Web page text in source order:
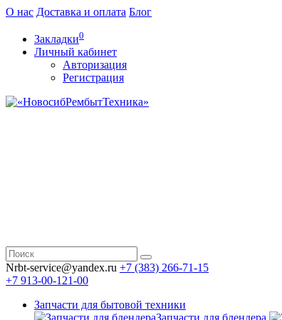
О нас Доставка и оплата Блог
Закладки0
Личный кабинет
Авторизация
Регистрация
Nrbt-service@yandex.ru +7 (383) 266-71-15
+7 913-00-121-00
Запчасти для бытовой техники